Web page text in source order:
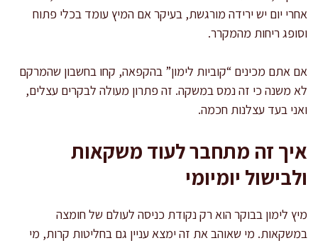
אחרי יום יש ירידה מורגשת, בעיקר אם המיץ עומד בכלי פתוח
וסופג ריחות מהמקרר.
אם אתם מכינים “קוביות לימון” בהקפאה, קחו בחשבון שהמרקם
לא משנה כי זה נמס במשקה. זה פתרון מעולה לבקרים עצלים,
ואני בעד עצלנות חכמה.
איך זה מתחבר לעוד משקאות
ולבישול יומיומי
מיץ לימון בבוקר הוא רק נקודת כניסה לעולם של חומצה
במשקאות. מי שאוהב את זה ימצא עניין גם בחליטות קרות, מי